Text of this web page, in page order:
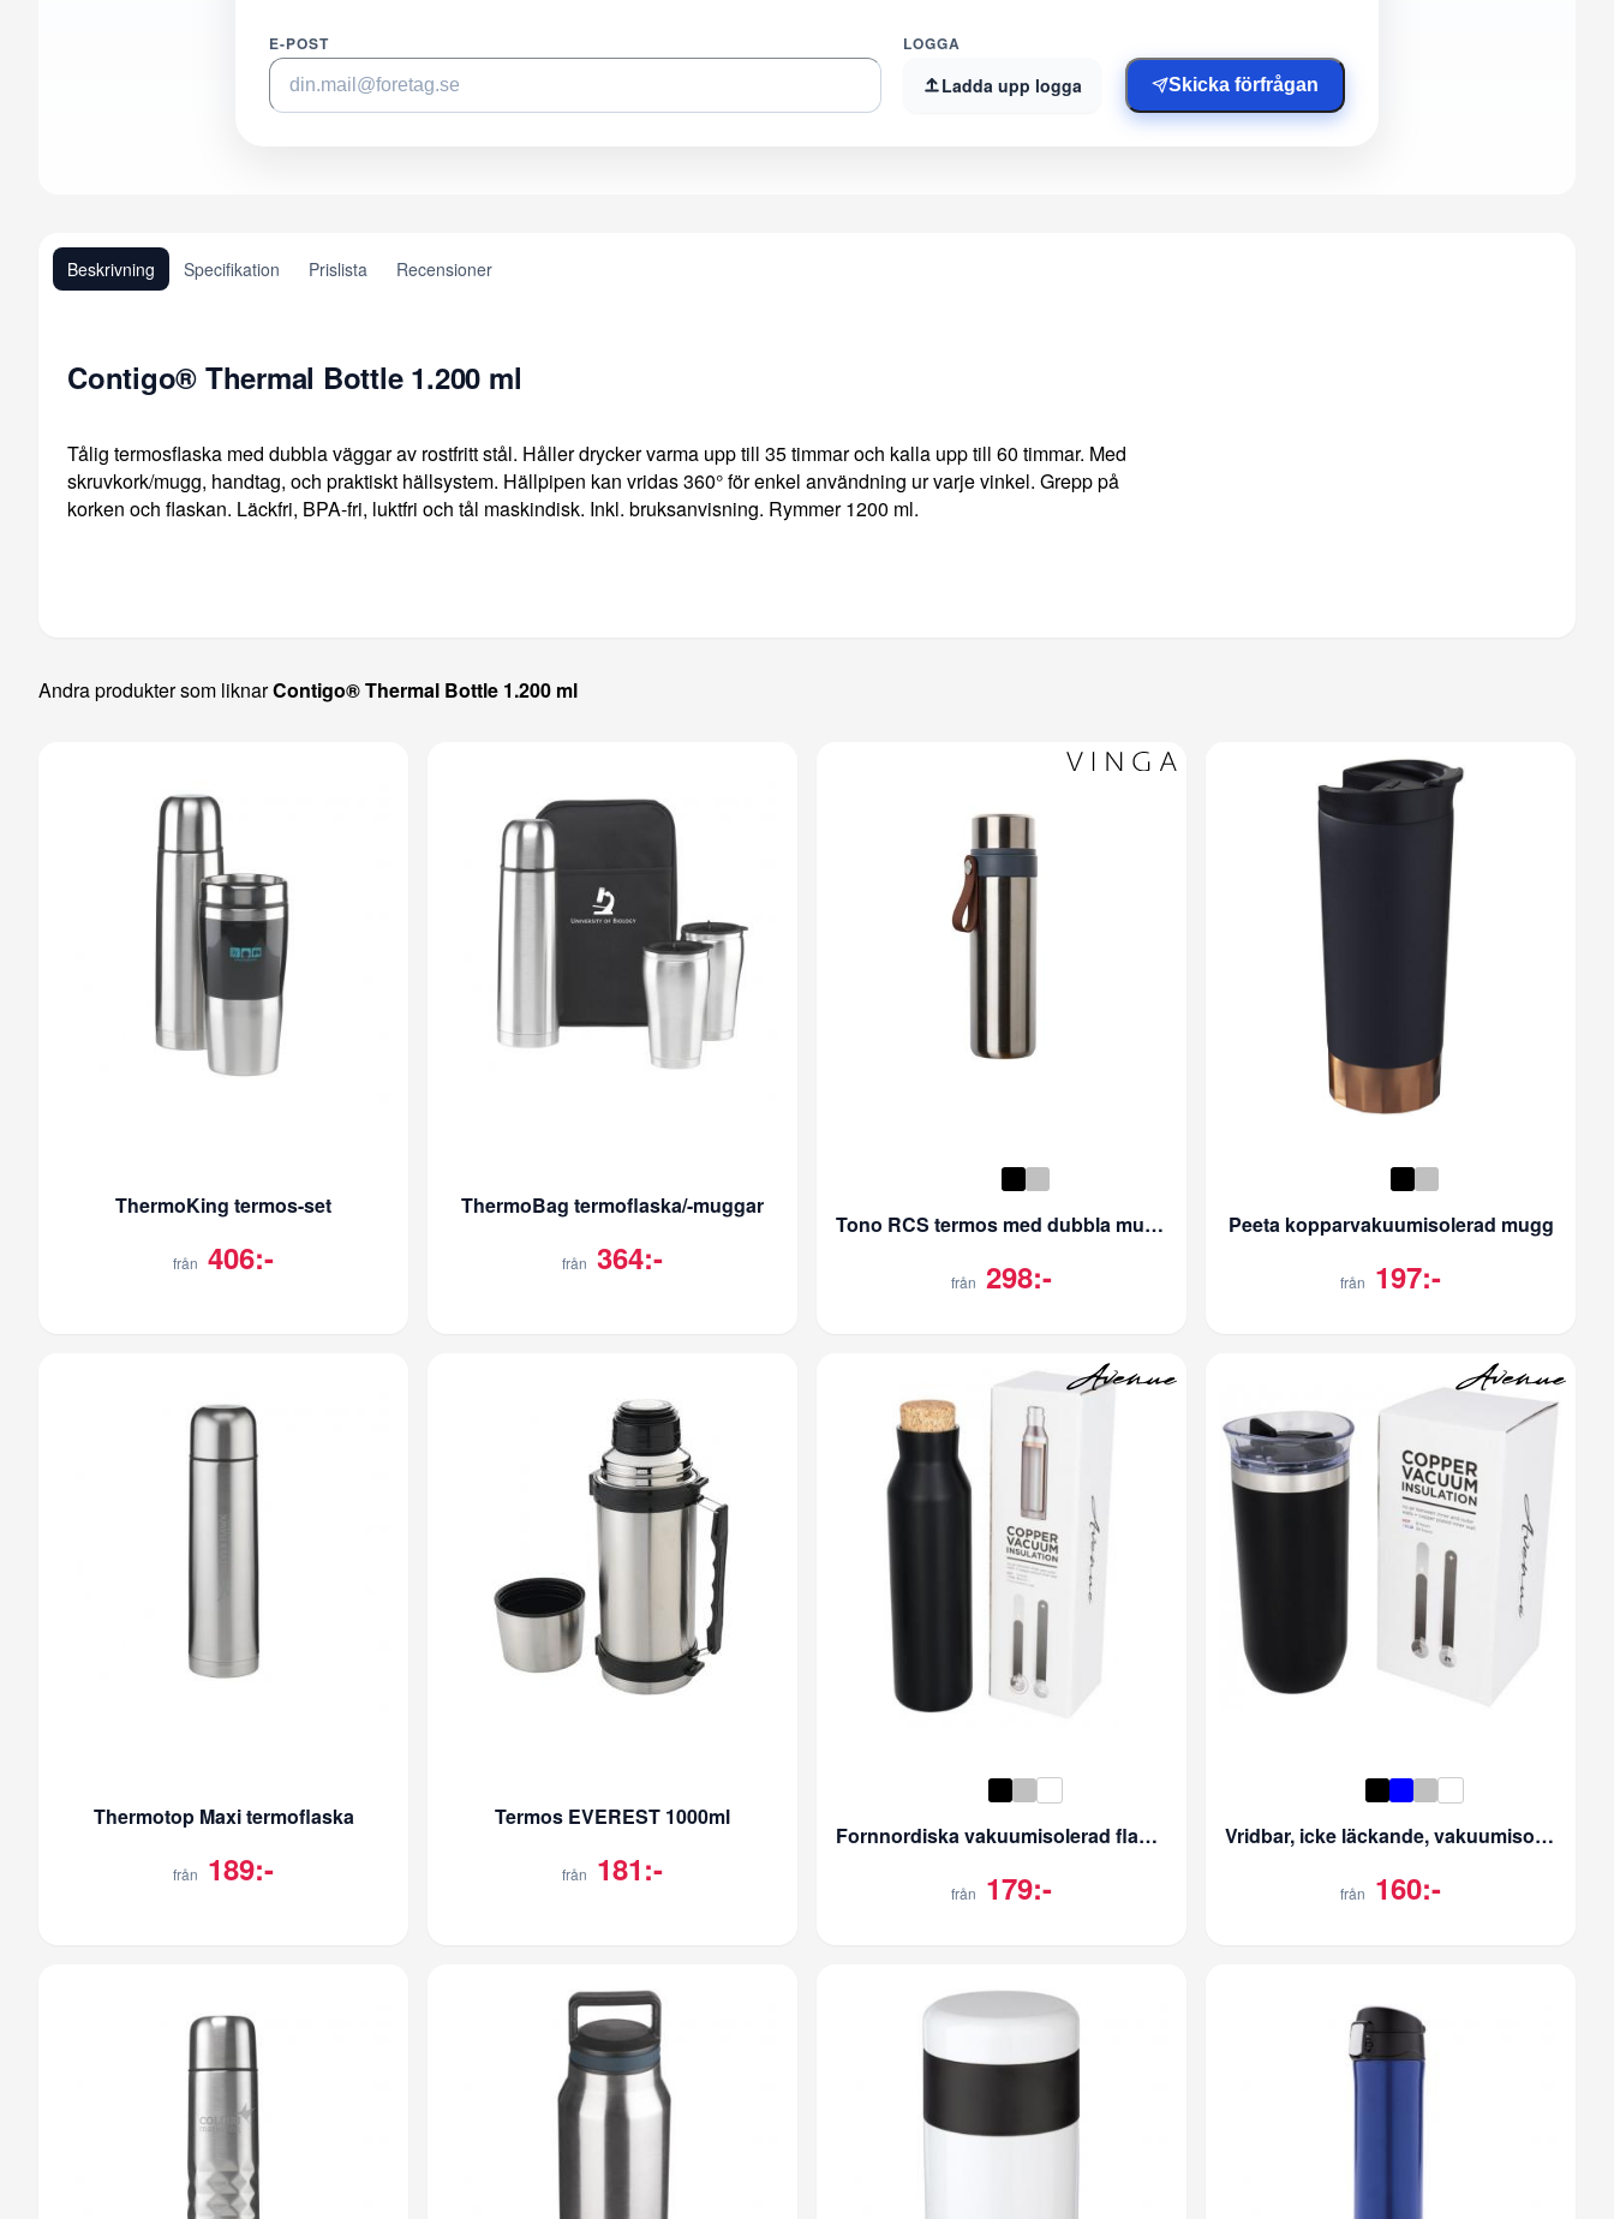
E-POST LOGGA
Ladda upp logga Skicka förfrågan
Beskrivning Specifikation Prislista Recensioner
Contigo® Thermal Bottle 1.200 ml
Tålig termosflaska med dubbla väggar av rostfritt stål. Håller drycker varma upp till 35 timmar och kalla upp till 60 timmar. Med
skruvkork/mugg, handtag, och praktiskt hällsystem. Hällpipen kan vridas 360° för enkel användning ur varje vinkel. Grepp på
korken och flaskan. Läckfri, BPA-fri, luktfri och tål maskindisk. Inkl. bruksanvisning. Rymmer 1200 ml.
Andra produkter som liknarContigo® Thermal Bottle 1.200 ml
ThermoKing termos-set
från 406:-
ThermoBag termoflaska/-muggar
från 364:-
Tono RCS termos med dubbla muggar 750 ML
från 298:-
Peeta kopparvakuumisolerad mugg
från 197:-
Thermotop Maxi termoflaska
från 189:-
Termos EVEREST 1000ml
från 181:-
Fornnordiska vakuumisolerad flaska i koppar med kork
från 179:-
Vridbar, icke läckande, vakuumisolerade termos i koppar.
från 160:-